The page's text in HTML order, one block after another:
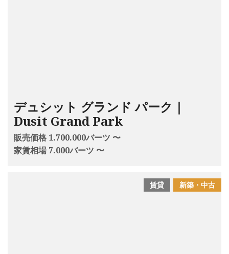
デュシット グランド パーク｜
Dusit Grand Park
販売価格 1.700.000バーツ 〜
家賃相場 7.000バーツ 〜
新築・中古
賃貸